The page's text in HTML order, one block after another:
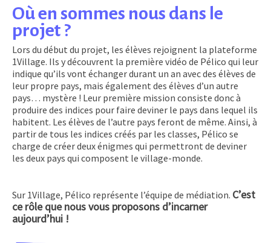
Où en sommes nous dans le
projet ?
Lors du début du projet, les élèves rejoignent la plateforme
1Village. Ils y découvrent la première vidéo de Pélico qui leur
indique qu’ils vont échanger durant un an avec des élèves de
leur propre pays, mais également des élèves d’un autre
pays… mystère ! Leur première mission consiste donc à
produire des indices pour faire deviner le pays dans lequel ils
habitent. Les élèves de l’autre pays feront de même. Ainsi, à
partir de tous les indices créés par les classes, Pélico se
charge de créer deux énigmes qui permettront de deviner
les deux pays qui composent le village-monde.
Sur 1Village, Pélico représente l’équipe de médiation. C’est
ce rôle que nous vous proposons d’incarner
aujourd’hui !